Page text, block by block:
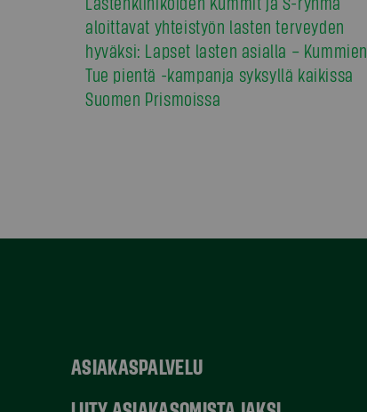
aloittavat yhteistyön lasten terveyden
hyväksi: Lapset lasten asialla – Kummien
Tue pientä -kampanja syksyllä kaikissa
Suomen Prismoissa
ASIAKASPALVELU